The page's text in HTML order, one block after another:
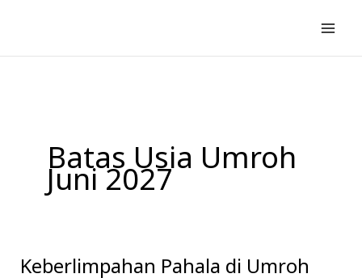
konten
Batas Usia Umroh
Juni 2027
Keberlimpahan Pahala di Umroh
Keberlimpahan